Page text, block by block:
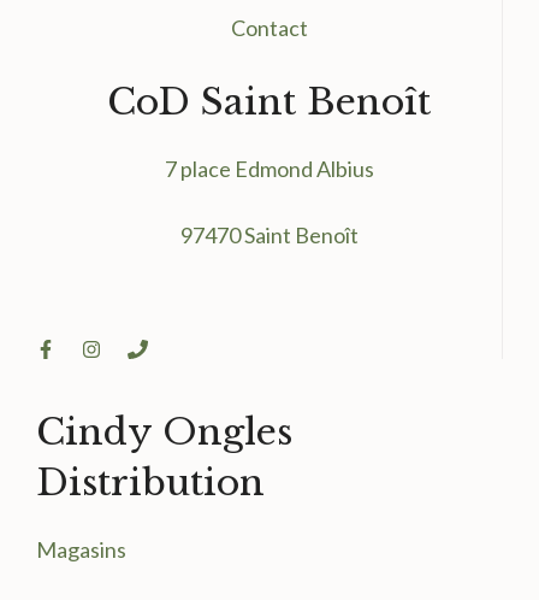
Contact
CoD Saint Benoît
7 place Edmond Albius
97470 Saint Benoît
Cindy Ongles
Distribution
Magasins